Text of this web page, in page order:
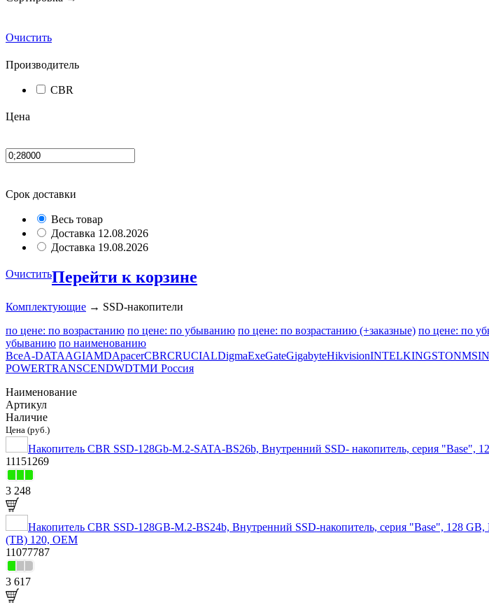
Очистить
Производитель
CBR
Цена
Срок доставки
Весь товар
Доставка 12.08.2026
Доставка 19.08.2026
ОчиститьПерейти к корзине
Комплектующие → SSD-накопители
по цене: по возрастанию по цене: по убыванию по цене: по возрастанию (+заказные) по цене: по
убыванию по наименованию
ВсеA-DATAAGIAMDApacerCBRCRUCIALDigmaExeGateGigabyteHikvisionINTELKINGSTONMSI
POWERTRANSCENDWDТМИ Россия
Наименование
Артикул
Наличие
Цена (руб.)
Накопитель CBR SSD-128Gb-M.2-SATA-BS26b, Внутренний SSD- накопитель, серия
11151269
3 248
Накопитель CBR SSD-128GB-M.2-BS24b, Внутренний SSD-накопитель, серия "Base", 128
(TB) 120, OEM
11077787
3 617